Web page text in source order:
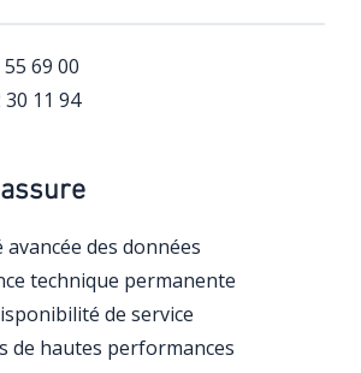
69 00
30 11 94
assure
des données
technique permanente
de service
de hautes performances